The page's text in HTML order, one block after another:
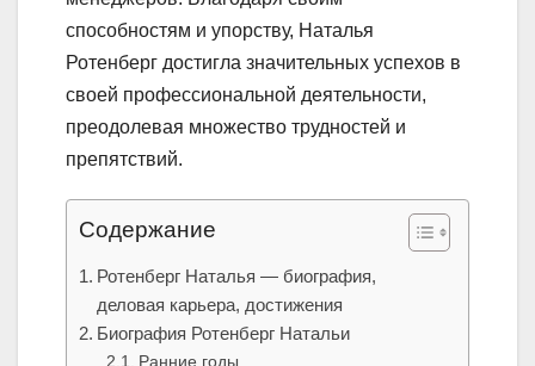
способностям и упорству, Наталья
Ротенберг достигла значительных успехов в
своей профессиональной деятельности,
преодолевая множество трудностей и
препятствий.
Содержание
Ротенберг Наталья — биография,
деловая карьера, достижения
Биография Ротенберг Натальи
Ранние годы